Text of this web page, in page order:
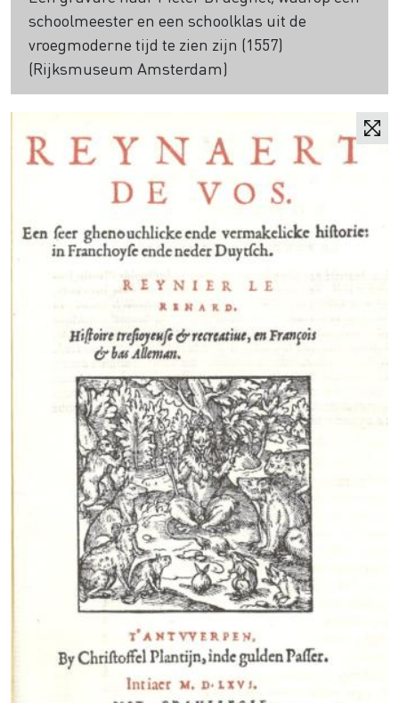
schoolmeester en een schoolklas uit de
vroegmoderne tijd te zien zijn (1557)
(Rijksmuseum Amsterdam)